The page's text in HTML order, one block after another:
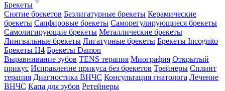
Брекеты
Снятие брекетов Безлигатурные брекеты Керамические
брекеты Сапфировые брекеты Саморегулирующиеся брекеты
Самолигирующие брекеты Металлические брекеты
Лингвальные брекеты Лигатурные брекеты Брекеты Incognito
Брекеты H4 Брекеты Damon
Выравнивание зубов TENS терапия Миография Открытый
прикус Исправление прикуса без брекетов Трейнеры Сплинт
терапия Диагностика ВНЧС Консультация гнатолога Лечение
ВНЧС Капа для зубов Ретейнеры